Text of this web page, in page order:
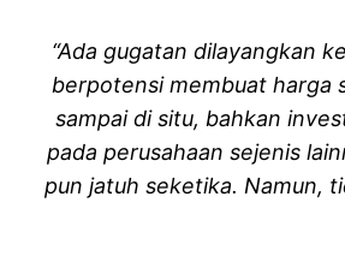
“Ada gugatan dilayangkan
berpotensi membuat harga
sampai di situ, bahkan
pada perusahaan sejenis
pun jatuh seketika. Namun,